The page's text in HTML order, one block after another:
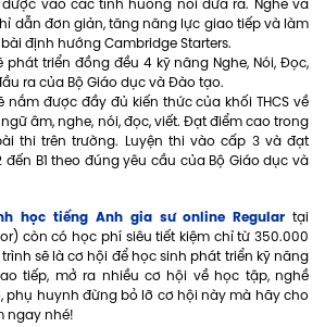
vào các tình huống nói đưa ra. Nghe và
dẫn đơn giản, tăng năng lực giao tiếp và làm
định hướng Cambridge Starters.
phát triển đồng đều 4 kỹ năng Nghe, Nói, Đọc,
ra của Bộ Giáo dục và Đào tạo.
nắm được đầy đủ kiến thức của khối THCS về
âm, nghe, nói, đọc, viết. Đạt điểm cao trong
thi trên trường. Luyện thi vào cấp 3 và đạt
B1 theo đúng yêu cầu của Bộ Giáo dục và
học tiếng Anh gia sư online Regular tại
còn có học phí siêu tiết kiệm chỉ từ 350.000
sẽ là cơ hội để học sinh phát triển kỹ năng
tiếp, mở ra nhiều cơ hội về học tập, nghề
phụ huynh đừng bỏ lỡ cơ hội này mà hãy cho
ngay nhé!